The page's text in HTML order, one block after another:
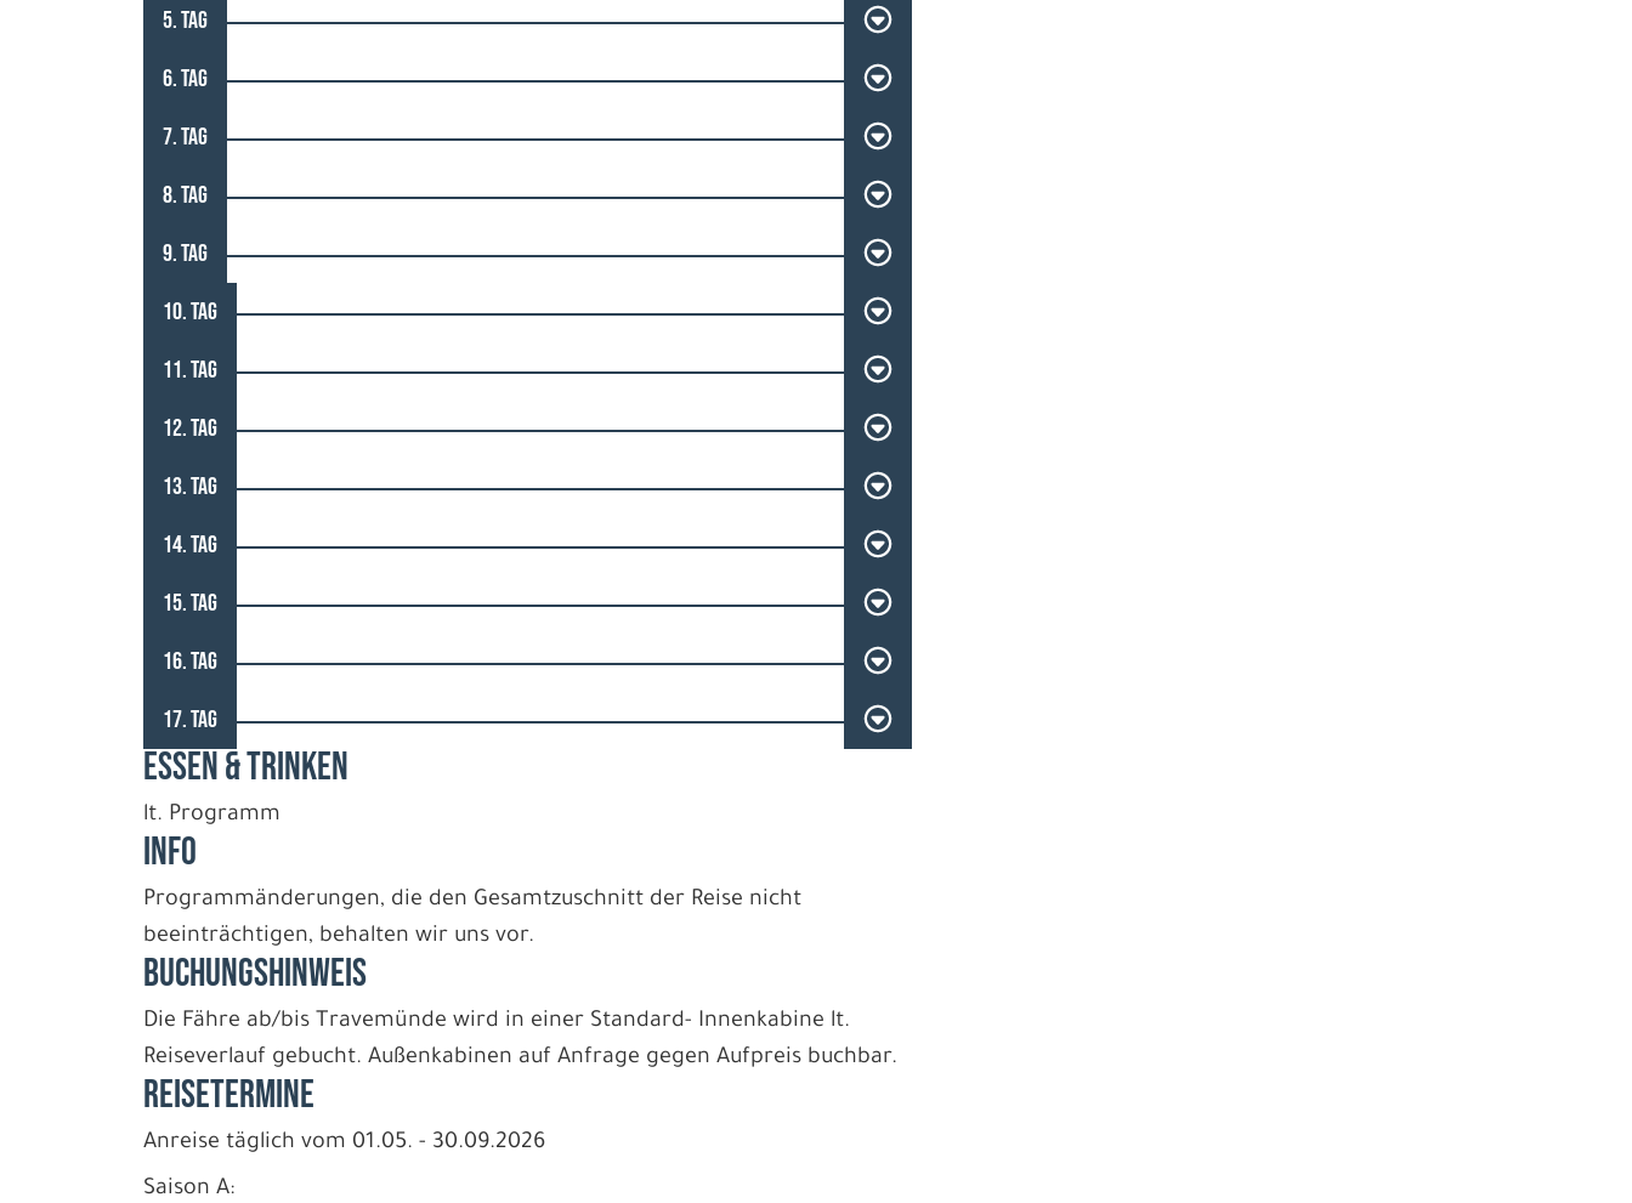
5. TAG
6. TAG
7. TAG
8. TAG
9. TAG
10. TAG
11. TAG
12. TAG
13. TAG
14. TAG
15. TAG
16. TAG
17. TAG
ESSEN & TRINKEN
lt. Programm
INFO
Programmänderungen, die den Gesamtzuschnitt der Reise nicht
beeinträchtigen, behalten wir uns vor.
BUCHUNGSHINWEIS
Die Fähre ab/bis Travemünde wird in einer Standard- Innenkabine lt.
Reiseverlauf gebucht. Außenkabinen auf Anfrage gegen Aufpreis buchbar.
REISETERMINE
Anreise täglich vom 01.05. - 30.09.2026
Saison A: